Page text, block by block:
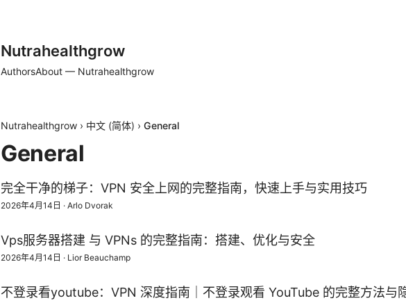
Nutrahealthgrow
AuthorsAbout — Nutrahealthgrow
Nutrahealthgrow › 中文 (简体) › General
General
完全干净的梯子：VPN 安全上网的完整指南，快速上手与实用技巧
2026年4月14日 · Arlo Dvorak
Vps服务器搭建 与 VPNs 的完整指南：搭建、优化与安全
2026年4月14日 · Lior Beauchamp
不登录看youtube：VPN 深度指南｜不登录观看 YouTube 的完整方法与